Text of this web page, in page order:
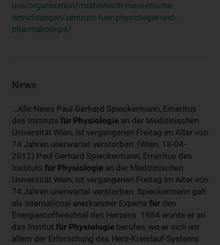
uns/organisation/medizinisch-theoretische-
einrichtungen/zentrum-fuer-physiologie-und-
pharmakologie/
News
...Alle News Paul Gerhard Spieckermann, Emeritus
des Instituts für Physiologie an der Medizinischen
Universität Wien, ist vergangenen Freitag im Alter von
74 Jahren unerwartet verstorben. (Wien, 18-04-
2012) Paul Gerhard Spieckermann, Emeritus des
Instituts für Physiologie an der Medizinischen
Universität Wien, ist vergangenen Freitag im Alter von
74 Jahren unerwartet verstorben. Spieckermann galt
als international anerkannter Experte für den
Energiestoffwechsel des Herzens. 1984 wurde er an
das Institut für Physiologie berufen, wo er sich vor
allem der Erforschung des Herz-Kreislauf-Systems